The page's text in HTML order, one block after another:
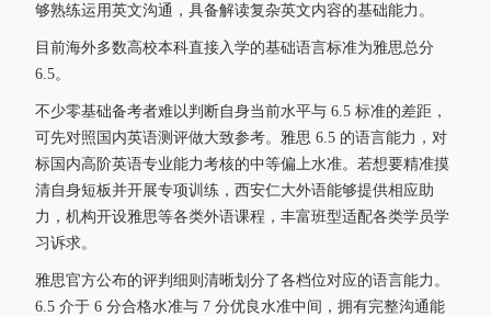
够熟练运用英文沟通，具备解读复杂英文内容的基础能力。
目前海外多数高校本科直接入学的基础语言标准为雅思总分
6.5。
不少零基础备考者难以判断自身当前水平与 6.5 标准的差距，
可先对照国内英语测评做大致参考。雅思 6.5 的语言能力，对
标国内高阶英语专业能力考核的中等偏上水准。若想要精准摸
清自身短板并开展专项训练，西安仁大外语能够提供相应助
力，机构开设雅思等各类外语课程，丰富班型适配各类学员学
习诉求。
雅思官方公布的评判细则清晰划分了各档位对应的语言能力。
6.5 介于 6 分合格水准与 7 分优良水准中间，拥有完整沟通能